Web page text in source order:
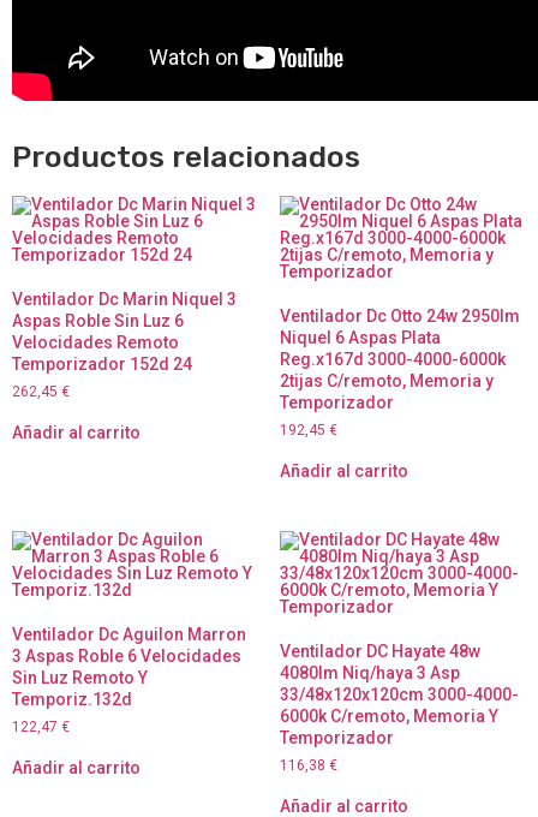
Productos relacionados
Ventilador Dc Marin Niquel 3
Aspas Roble Sin Luz 6
Velocidades Remoto
Temporizador 152d 24
262,45 €
Añadir al carrito
Ventilador Dc Otto 24w 2950lm
Niquel 6 Aspas Plata
Reg.x167d 3000-4000-6000k
2tijas C/remoto, Memoria y
Temporizador
192,45 €
Añadir al carrito
Ventilador Dc Aguilon Marron
3 Aspas Roble 6 Velocidades
Sin Luz Remoto Y
Temporiz.132d
122,47 €
Añadir al carrito
Ventilador DC Hayate 48w
4080lm Niq/haya 3 Asp
33/48x120x120cm 3000-4000-
6000k C/remoto, Memoria Y
Temporizador
116,38 €
Añadir al carrito